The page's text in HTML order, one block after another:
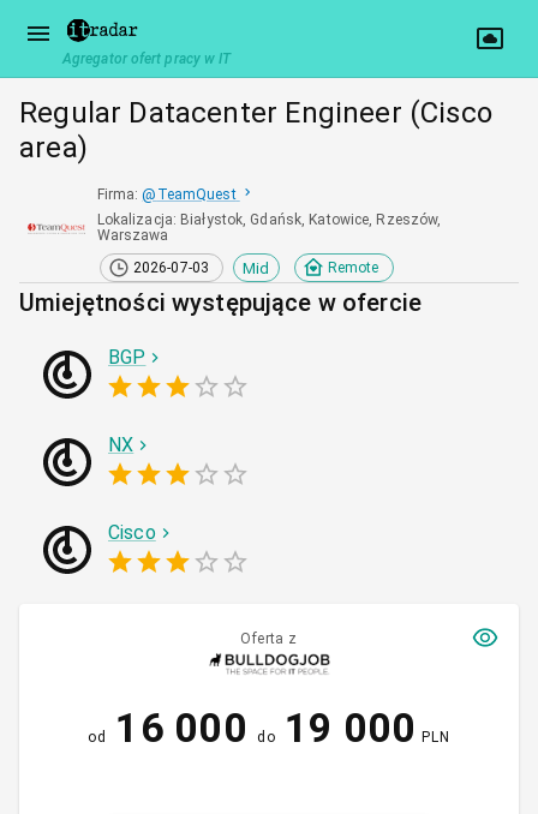
Agregator ofert pracy w IT
Regular Datacenter Engineer (Cisco
area)
Firma: @ TeamQuest
Lokalizacja: Białystok, Gdańsk, Katowice, Rzeszów,
Warszawa
2026-07-03
Mid Remote
Umiejętności występujące w ofercie
BGP
NX
Cisco
Oferta z
od 16 000 do 19 000 PLN